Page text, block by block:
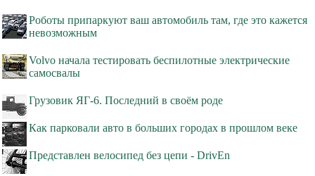
Роботы припаркуют ваш автомобиль там, где это кажется
невозможным
Volvo начала тестировать беспилотные электрические
самосвалы
Грузовик ЯГ-6. Последний в своём роде
Как парковали авто в больших городах в прошлом веке
Представлен велосипед без цепи - DrivEn